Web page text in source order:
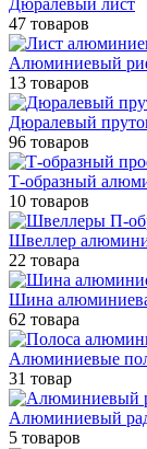
Дюралевый лист
47 товаров
Алюминиевый
13 товаров
Дюралевый
96 товаров
Т-образный
10 товаров
Швеллер
22 товара
Шина
62 товара
Алюминиевые
31 товар
Алюминиевый
5 товаров